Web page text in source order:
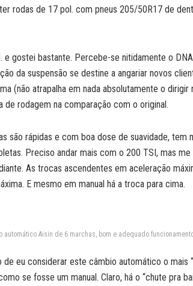
rodas de 17 pol. com pneus 205/50R17 de
e gostei bastante. Percebe-se nitidamente o
da suspensão se destine a angariar novos
(não atrapalha em nada absolutamente o dirigir
de rodagem na comparação com o original.
são rápidas e com boa dose de suavidade, tem
Preciso andar mais com o 200 TSI, mas
As trocas ascendentes em aceleração
E mesmo em manual há a troca para cima.
automático Aisin de 6 marchas, bom e adequado
eu considerar este câmbio automático o mais
se fosse um manual. Claro, há o “chute pra